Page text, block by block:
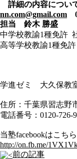
詳細の内容につい
nn.com@gmail.com
担当 鈴木 勝盛
中学校教諭1種免許
高等学校教諭1種免
学進ゼミ 大久保教
住所：千葉県習志野
電話番号：0120-726-
当塾facebookはこちら
http://on.fb.me/
前の記事